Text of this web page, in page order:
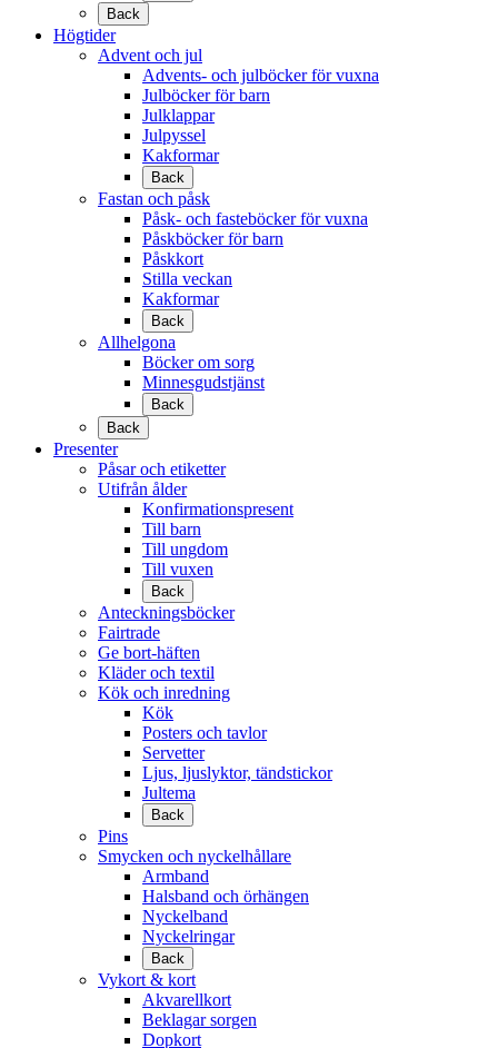
Back
Högtider
Advent och jul
Advents- och julböcker för vuxna
Julböcker för barn
Julklappar
Julpyssel
Kakformar
Back
Fastan och påsk
Påsk- och fasteböcker för vuxna
Påskböcker för barn
Påskkort
Stilla veckan
Kakformar
Back
Allhelgona
Böcker om sorg
Minnesgudstjänst
Back
Back
Presenter
Påsar och etiketter
Utifrån ålder
Konfirmationspresent
Till barn
Till ungdom
Till vuxen
Back
Anteckningsböcker
Fairtrade
Ge bort-häften
Kläder och textil
Kök och inredning
Kök
Posters och tavlor
Servetter
Ljus, ljuslyktor, tändstickor
Jultema
Back
Pins
Smycken och nyckelhållare
Armband
Halsband och örhängen
Nyckelband
Nyckelringar
Back
Vykort & kort
Akvarellkort
Beklagar sorgen
Dopkort